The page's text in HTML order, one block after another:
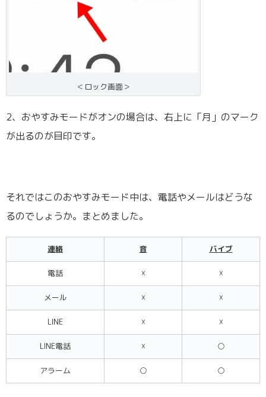
＜ロック画面＞
2、おやすみモードがオンの場合は、右上に「月」のマーク
が出るのが目印です。
それではこのおやすみモード中は、電話やメールはどうな
るのでしょうか。まとめました。
連絡 音 バイブ
電話 ☓ ☓
メール ☓ ☓
LINE ☓ ☓
LINE電話 ☓ ○
アラーム ○ ○